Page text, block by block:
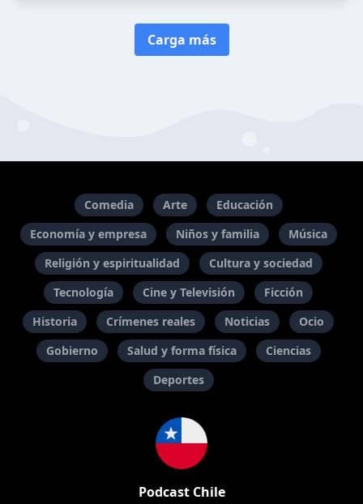
Carga más
Comedia Arte
Educación
Economía y empresa
Niños y familia
Música
Religión y espiritualidad
Cultura y sociedad
Tecnología
Cine y Televisión
Ficción
Historia
Crímenes reales Noticias
Ocio
Gobierno
Salud y forma física
Ciencias
Deportes
Podcast Chile